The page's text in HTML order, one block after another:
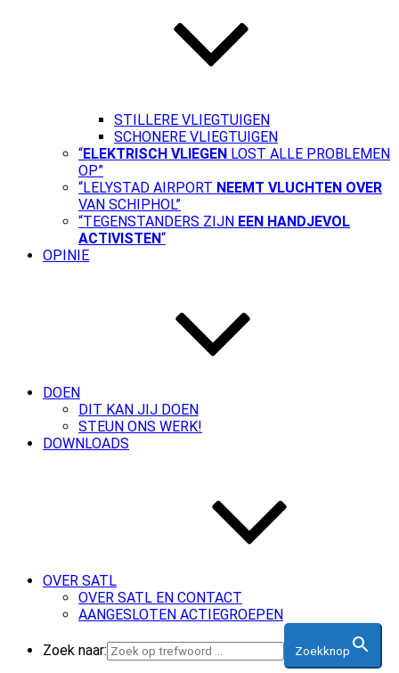
STILLERE VLIEGTUIGEN
SCHONERE VLIEGTUIGEN
“ELEKTRISCH VLIEGEN LOST ALLE PROBLEMEN
OP”
“LELYSTAD AIRPORT NEEMT VLUCHTEN OVER
VAN SCHIPHOL”
“TEGENSTANDERS ZIJN EEN HANDJEVOL
ACTIVISTEN“
OPINIE
DOEN
DIT KAN JIJ DOEN
STEUN ONS WERK!
DOWNLOADS
OVER SATL
OVER SATL EN CONTACT
AANGESLOTEN ACTIEGROEPEN
Zoek naar: Zoekknop